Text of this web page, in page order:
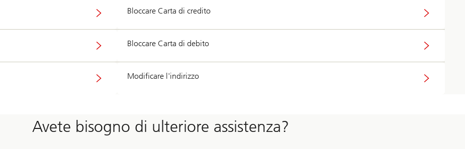
Bloccare Carta di credito
Bloccare Carta di debito
Modificare l'indirizzo
Avete bisogno di ulteriore assistenza?